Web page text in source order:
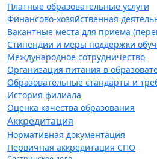
Платные образовательные услуги
Финансово-хозяйственная
Вакантные места для приема
Стипендии и меры поддержки
Международное сотрудничество
Организация питания в
Образовательные стандарты и
История филиала
Оценка качества образования
Аккредитация
Нормативная документация
Первичная аккредитация СПО